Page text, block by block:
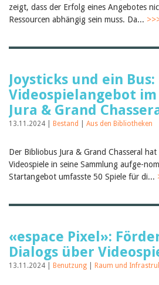
zeigt, dass der Erfolg eines Angebotes
Ressourcen abhängig sein muss. Da...
Joysticks und ein Bus:
Videospielangebot
Jura & Grand
13.11.2024 | Bestand Aus den Bibliotheken
Der Bibliobus Jura & Grand Chasseral
Videospiele in seine Sammlung aufge-
Startangebot umfasste 50 Spiele für di...
«espace Pixel»:
Dialogs über
13.11.2024 | Benutzung Raum und